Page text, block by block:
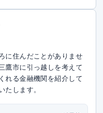
に住んだことがありませ
鷹市に引っ越しを考えて
れる金融機関を紹介して
たします。